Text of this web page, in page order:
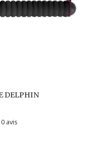
DELPHIN
0 avis